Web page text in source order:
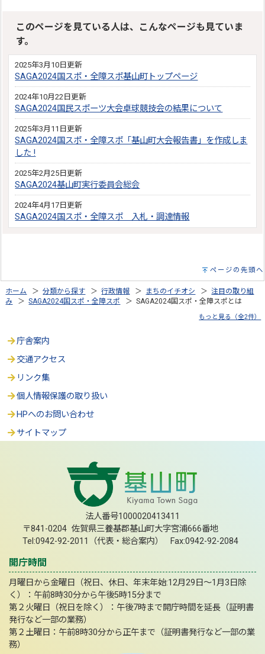
このページを見ている人は、こんなページも見ていま
す。
2025年3月10日更新
SAGA2024国スポ・全障スポ基山町トップページ
2024年10月22日更新
SAGA2024国民スポーツ大会卓球競技会の結果について
2025年3月11日更新
SAGA2024国スポ・全障スポ「基山町大会報告書」を作成しま
した !
2025年2月25日更新
SAGA2024基山町実行委員会総会
2024年4月17日更新
SAGA2024国スポ・全障スポ 入札・調達情報
ページの先頭へ
ホーム ＞分類から探す ＞行政情報 ＞ まちのイチオシ ＞注目の取り組
み
＞SAGA2024国スポ・全障スポ ＞ SAGA2024国スポ・全障スポとは
もっと見る（全2件）
庁舎案内
交通アクセス
リンク集
個人情報保護の取り扱い
HPへのお問い合わせ
サイトマップ
法人番号1000020413411
〒841-0204 佐賀県三養基郡基山町大字宮浦666番地
Tel:0942-92-2011（代表・総合案内） Fax:0942-92-2084
開庁時間
月曜日から金曜日（祝日、休日、年末年始:12月29日～1月3日除
く）：午前8時30分から午後5時15分まで
第２火曜日（祝日を除く）：午後7時まで開庁時間を延長（証明書
発行など一部の業務）
第２土曜日：午前8時30分から正午まで（証明書発行など一部の業
務）